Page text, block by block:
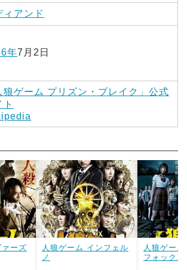
ィアンド
年7月2日
狼ゲーム プリズン・ブレイク」公式
ーズ
人狼ゲーム インフェル
ノ
人狼ゲー
フォックス